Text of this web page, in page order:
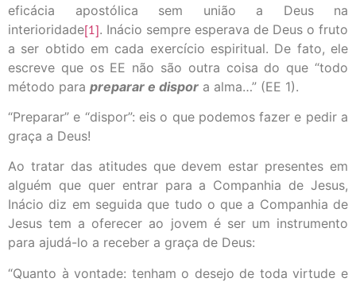
eficácia apostólica sem união a Deus na
interioridade[1]. Inácio sempre esperava de Deus o fruto
a ser obtido em cada exercício espiritual. De fato, ele
escreve que os EE não são outra coisa do que “todo
método para preparar e dispor a alma…” (EE 1).
“Preparar” e “dispor”: eis o que podemos fazer e pedir a
graça a Deus!
Ao tratar das atitudes que devem estar presentes em
alguém que quer entrar para a Companhia de Jesus,
Inácio diz em seguida que tudo o que a Companhia de
Jesus tem a oferecer ao jovem é ser um instrumento
para ajudá-lo a receber a graça de Deus:
“Quanto à vontade: tenham o desejo de toda virtude e